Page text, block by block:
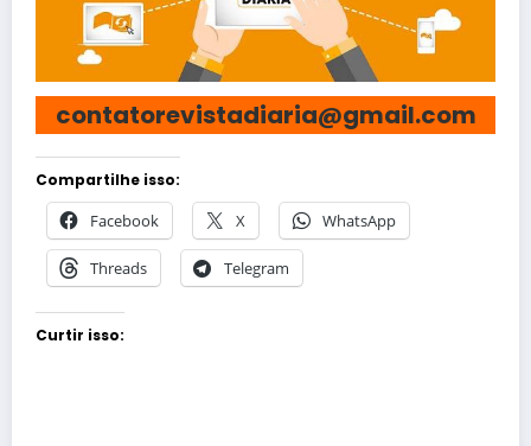
contatorevistadiaria@gmail.com
Compartilhe isso:
Facebook X WhatsApp
Threads Telegram
Curtir isso: